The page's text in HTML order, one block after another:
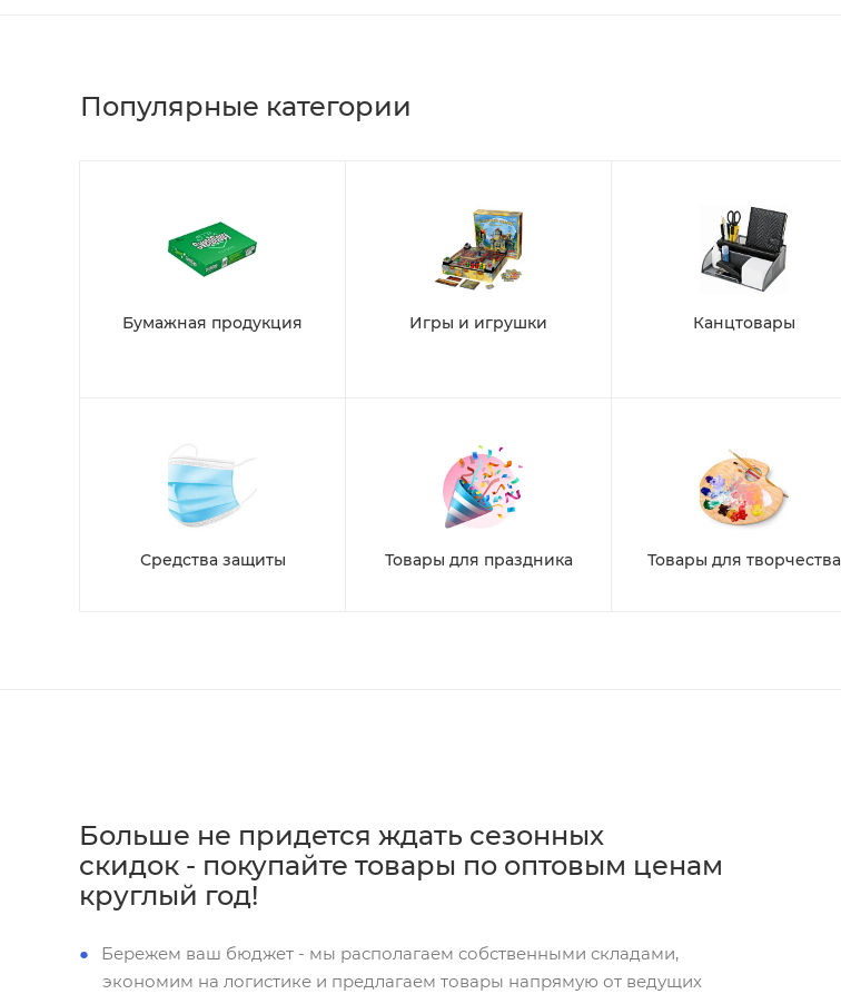
Популярные категории
Бумажная продукция Игры и игрушки Канцтовары
Средства защиты Товары для праздника Товары для творчества
Больше не придется ждать сезонных
скидок - покупайте товары по оптовым ценам
круглый год!
Бережем ваш бюджет - мы располагаем собственными складами,
экономим на логистике и предлагаем товары напрямую от ведущих